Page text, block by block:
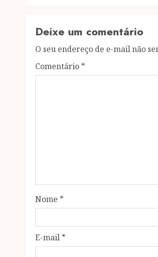
Deixe um comentário
O seu endereço de e-mail não
Comentário *
Nome *
E-mail *